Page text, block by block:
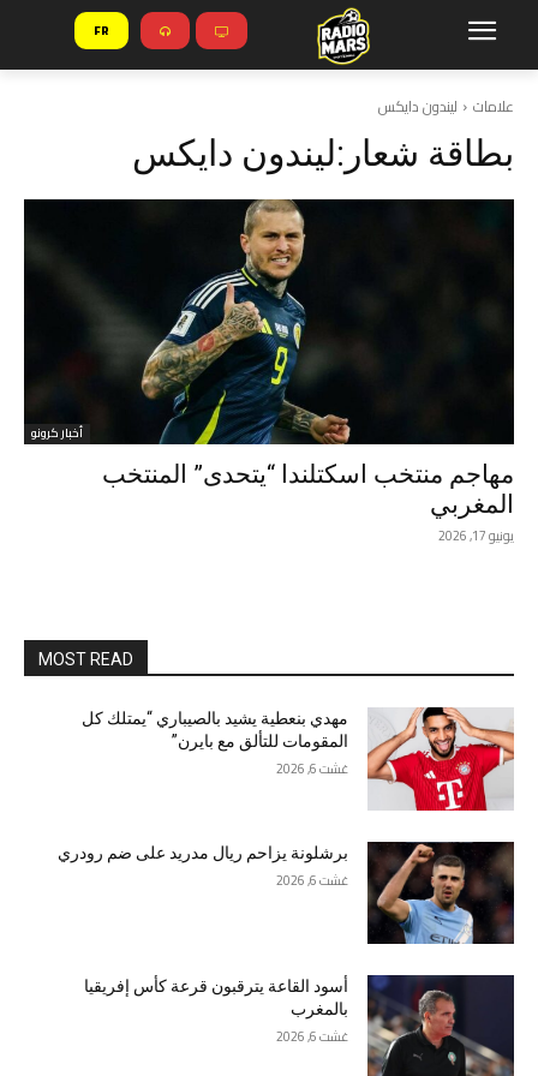
FR
علامات ليندون دايكس
بطاقة شعار:ليندون دايكس
أخبار كرونو
مهاجم منتخب اسكتلندا “يتحدى” المنتخب
المغربي
يونيو 17, 2026
MOST READ
مهدي بنعطية يشيد بالصيباري “يمتلك كل
المقومات للتألق مع بايرن”
غشت 6, 2026
برشلونة يزاحم ريال مدريد على ضم رودري
غشت 6, 2026
أسود القاعة يترقبون قرعة كأس إفريقيا
بالمغرب
غشت 6, 2026